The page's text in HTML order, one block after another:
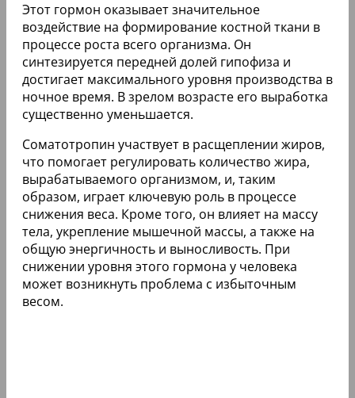
Этот гормон оказывает значительное
воздействие на формирование костной ткани в
процессе роста всего организма. Он
синтезируется передней долей гипофиза и
достигает максимального уровня производства в
ночное время. В зрелом возрасте его выработка
существенно уменьшается.
Соматотропин участвует в расщеплении жиров,
что помогает регулировать количество жира,
вырабатываемого организмом, и, таким
образом, играет ключевую роль в процессе
снижения веса. Кроме того, он влияет на массу
тела, укрепление мышечной массы, а также на
общую энергичность и выносливость. При
снижении уровня этого гормона у человека
может возникнуть проблема с избыточным
весом.